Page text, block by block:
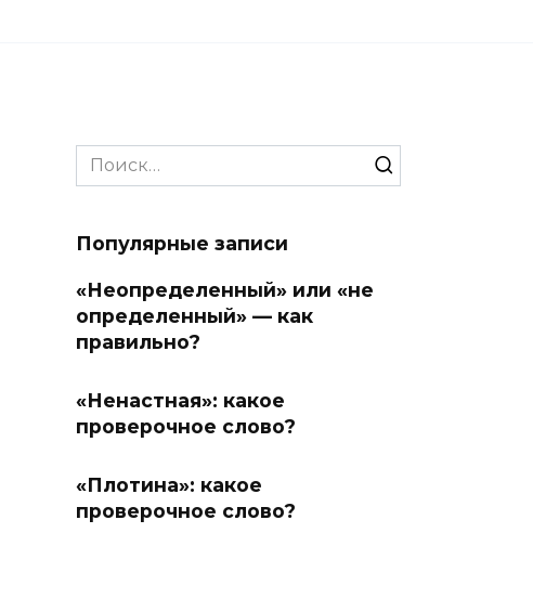
Search
for:
Популярные записи
«Неопределенный» или «не
определенный» — как
правильно?
«Ненастная»: какое
проверочное слово?
«Плотина»: какое
проверочное слово?